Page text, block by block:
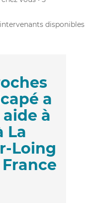
intervenants disponibles
a
à
La
Loing